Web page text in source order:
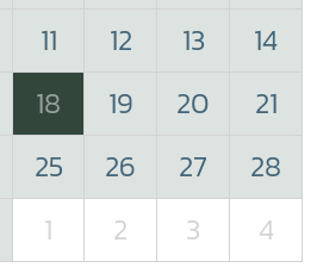
11 12 13
14
18 19 20
21
25 26 27
28
1 2 3 4